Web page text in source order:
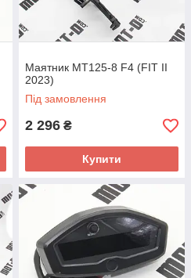
Маятник МТ125-8 F4 (FIT II
2023)
Під замовлення
2 296 ₴
Купити